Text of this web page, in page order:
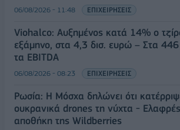
06/08/2026 - 11:48 ΕΠΙΧΕΙΡΗΣΕΙΣ
Viohalco: Αυξημένος κατά 14% ο
εξάμηνο, στα 4,3 δισ. ευρώ – Στα
τα EBITDA
06/08/2026 - 08:23 ΕΠΙΧΕΙΡΗΣΕΙΣ
Ρωσία: Η Μόσχα δηλώνει ότι
ουκρανικά drones τη νύχτα -
αποθήκη της Wildberries